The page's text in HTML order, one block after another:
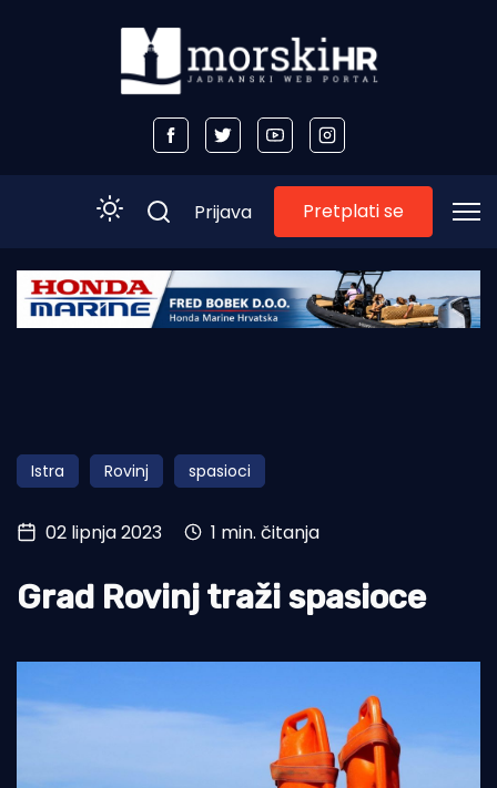
Početna
Obala
Otoci
Turizam i nautika
Pomorstvo
Ekologija
Tradicija i kultura
Prijava Pretplati se
Istra Rovinj spasioci
02 lipnja 2023 1 min. čitanja
Grad Rovinj traži spasioce